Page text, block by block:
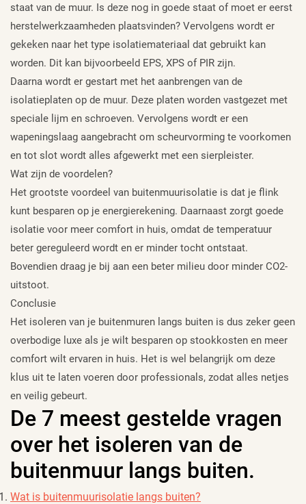
staat van de muur. Is deze nog in goede staat of moet er eerst
herstelwerkzaamheden plaatsvinden? Vervolgens wordt er
gekeken naar het type isolatiemateriaal dat gebruikt kan
worden. Dit kan bijvoorbeeld EPS, XPS of PIR zijn.
Daarna wordt er gestart met het aanbrengen van de
isolatieplaten op de muur. Deze platen worden vastgezet met
speciale lijm en schroeven. Vervolgens wordt er een
wapeningslaag aangebracht om scheurvorming te voorkomen
en tot slot wordt alles afgewerkt met een sierpleister.
Wat zijn de voordelen?
Het grootste voordeel van buitenmuurisolatie is dat je flink
kunt besparen op je energierekening. Daarnaast zorgt goede
isolatie voor meer comfort in huis, omdat de temperatuur
beter gereguleerd wordt en er minder tocht ontstaat.
Bovendien draag je bij aan een beter milieu door minder CO2-
uitstoot.
Conclusie
Het isoleren van je buitenmuren langs buiten is dus zeker geen
overbodige luxe als je wilt besparen op stookkosten en meer
comfort wilt ervaren in huis. Het is wel belangrijk om deze
klus uit te laten voeren door professionals, zodat alles netjes
en veilig gebeurt.
De 7 meest gestelde vragen
over het isoleren van de
buitenmuur langs buiten.
Wat is buitenmuurisolatie langs buiten?